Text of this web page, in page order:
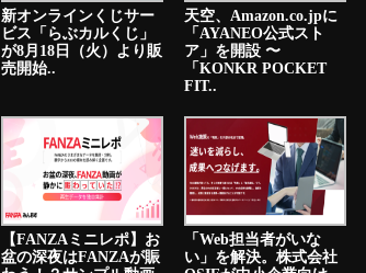
新オンラインくじサー
ビス「らぶカルくじ」
が8月18日（火）より販
売開始..
天空、Amazon.co.jpに
「AYANEO公式スト
ア」を開設 〜
「KONKR POCKET
FIT..
【FANZAミニレポ】お
盆の深夜はFANZAが賑
「Web担当者がいな
い」を解決。株式会社